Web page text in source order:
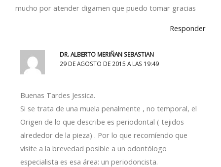
mucho por atender digamen que puedo tomar gracias
Responder
DR. ALBERTO MERIÑAN SEBASTIAN
29 DE AGOSTO DE 2015 A LAS 19:49
Buenas Tardes Jessica.
Si se trata de una muela penalmente , no temporal, el
Origen de lo que describe es periodontal ( tejidos
alrededor de la pieza) . Por lo que recomíendo que
visite a la brevedad posible a un odontólogo
especialista es esa área: un periodoncista.